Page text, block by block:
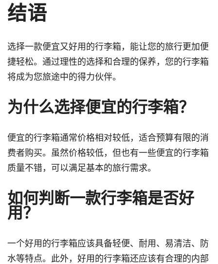
结语
选择一款便宜又好用的行李箱，能让您的旅行更加便
捷轻松。通过理性的选择和合理的保养，您的行李箱
将成为您旅途中的得力伙伴。
为什么选择便宜的行李箱？
便宜的行李箱通常价格相对较低，适合预算有限的消
费者购买。虽然价格较低，但也有一些便宜的行李箱
质量不错，可以满足基本的旅行需求。
如何判断一款行李箱是否好
用？
一个好用的行李箱应该具备轻便、耐用、易清洁、防
水等特点。此外，好用的行李箱还应该有合理的内部